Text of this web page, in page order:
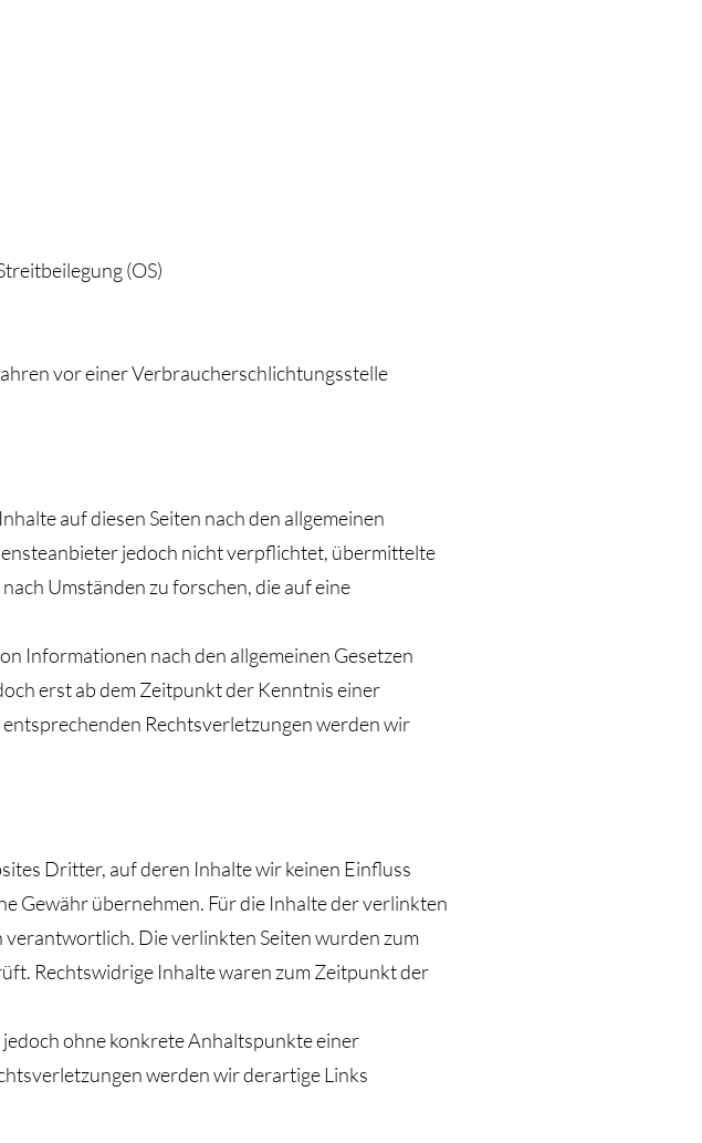
(OS)
vor einer Verbraucherschlichtungsstelle
auf diesen Seiten nach den allgemeinen
jedoch nicht verpflichtet, übermittelte
Umständen zu forschen, die auf eine
Informationen nach den allgemeinen Gesetzen
erst ab dem Zeitpunkt der Kenntnis einer
Rechtsverletzungen werden wir
Dritter, auf deren Inhalte wir keinen Einfluss
Gewähr übernehmen. Für die Inhalte der verlinkten
Die verlinkten Seiten wurden zum
Rechtswidrige Inhalte waren zum Zeitpunkt der
ohne konkrete Anhaltspunkte einer
werden wir derartige Links